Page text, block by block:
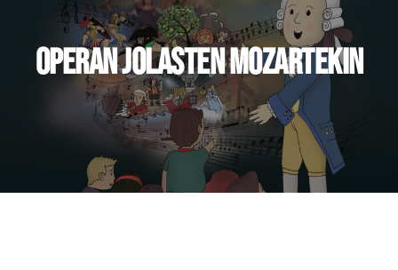
Operan jolasten Mozartekin